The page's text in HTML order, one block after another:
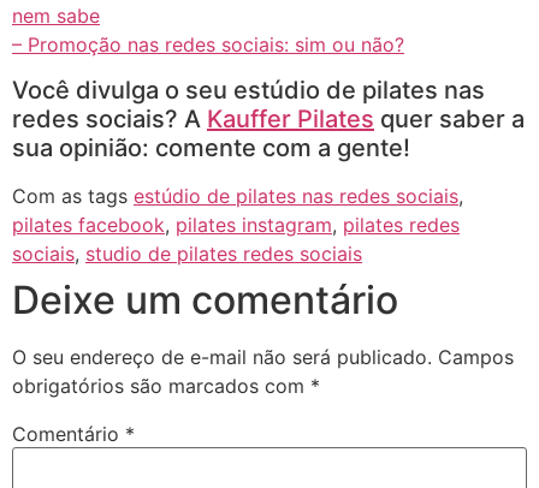
nem sabe
– Promoção nas redes sociais: sim ou não?
Você divulga o seu estúdio de pilates nas
redes sociais? A Kauffer Pilates quer saber a
sua opinião: comente com a gente!
Com as tags estúdio de pilates nas redes sociais,
pilates facebook, pilates instagram, pilates redes
sociais, studio de pilates redes sociais
Deixe um comentário
O seu endereço de e-mail não será publicado. Campos
obrigatórios são marcados com *
Comentário *